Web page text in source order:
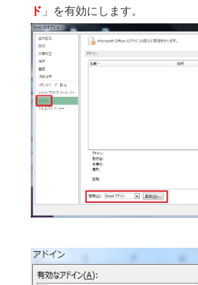
ド 」を有効にします。